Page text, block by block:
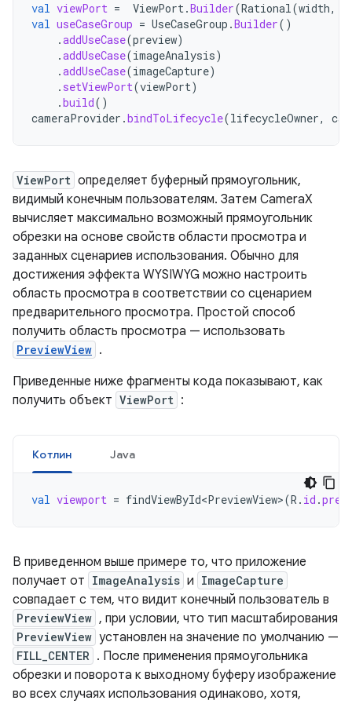
val viewPort = ViewPort.Builder(Rational(width,
val useCaseGroup = UseCaseGroup .Builder()
.addUseCase(preview)
.addUseCase(imageAnalysis)
.addUseCase(imageCapture)
. setViewPort(viewPort)
.build()
cameraProvider .bindToLifecycle(lifecycleOwner,
ViewPort определяет буферный прямоугольник,
видимый конечным пользователям. Затем CameraX
вычисляет максимально возможный прямоугольник
обрезки на основе свойств области просмотра и
заданных сценариев использования. Обычно для
достижения эффекта WYSIWYG можно настроить
область просмотра в соответствии со сценарием
предварительного просмотра. Простой способ
получить область просмотра — использовать
PreviewView .
Приведенные ниже фрагменты кода показывают, как
получить объект ViewPort :
Котлин Java
val viewport = findViewById<PreviewView>(R . id .
В приведенном выше примере то, что приложение
получает от ImageAnalysis и ImageCapture
совпадает с тем, что видит конечный пользователь в
PreviewView , при условии, что тип масштабирования
PreviewView установлен на значение по умолчанию —
FILL_CENTER . После применения прямоугольника
обрезки и поворота к выходному буферу изображение
во всех случаях использования одинаково, хотя,